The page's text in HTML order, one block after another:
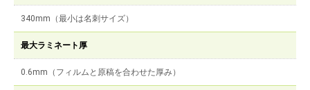
340mm（最小は名刺サイズ）
最大ラミネート厚
0.6mm（フィルムと原稿を合わせた厚み）